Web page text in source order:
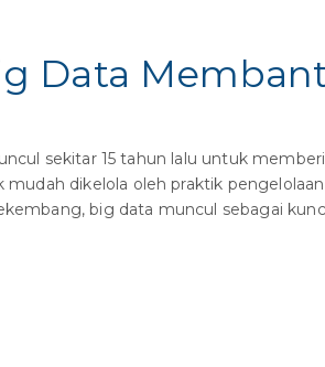
Data
sekitar 15 tahun lalu untuk
dikelola oleh praktik
big data muncul sebagai